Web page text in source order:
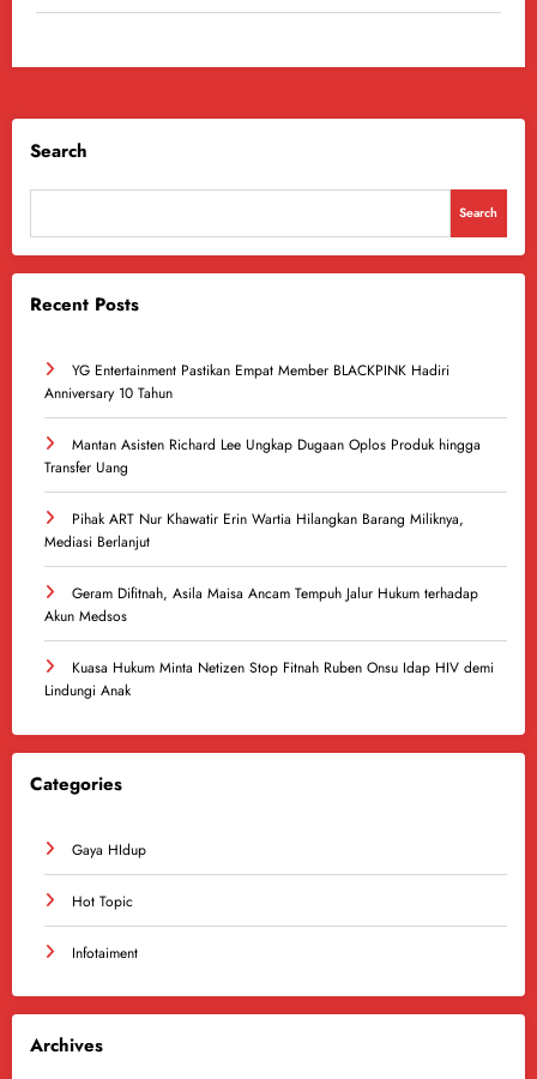
Search
Search
Recent Posts
YG Entertainment Pastikan Empat Member BLACKPINK Hadiri
Anniversary 10 Tahun
Mantan Asisten Richard Lee Ungkap Dugaan Oplos Produk hingga
Transfer Uang
Pihak ART Nur Khawatir Erin Wartia Hilangkan Barang Miliknya,
Mediasi Berlanjut
Geram Difitnah, Asila Maisa Ancam Tempuh Jalur Hukum terhadap
Akun Medsos
Kuasa Hukum Minta Netizen Stop Fitnah Ruben Onsu Idap HIV demi
Lindungi Anak
Categories
Gaya HIdup
Hot Topic
Infotaiment
Archives